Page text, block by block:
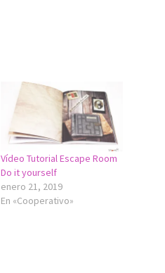
Vídeo Tutorial Escape Room
Do it yourself
enero 21, 2019
En «Cooperativo»